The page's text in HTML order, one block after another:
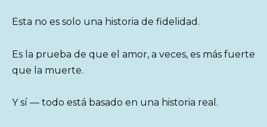
Esta no es solo una historia de fidelidad.
Es la prueba de que el amor, a veces, es más fuerte
que la muerte.
Y sí — todo está basado en una historia real.